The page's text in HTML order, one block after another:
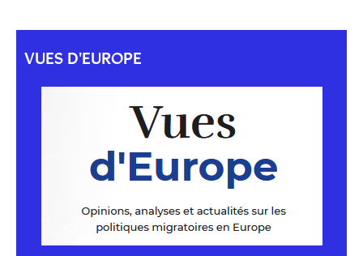
VUES D'EUROPE